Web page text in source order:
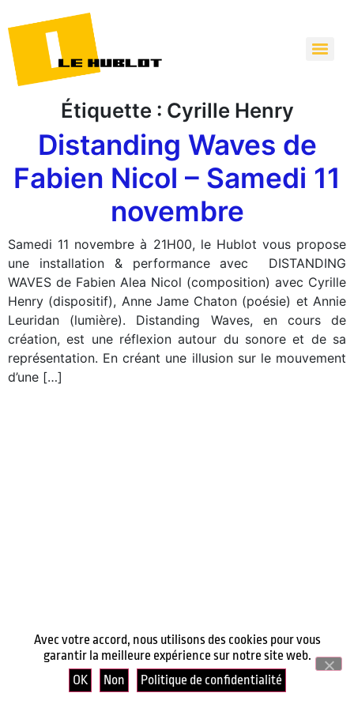
Étiquette : Cyrille Henry
Distanding Waves de
Fabien Nicol – Samedi 11
novembre
Samedi 11 novembre à 21H00, le Hublot vous propose
une installation & performance avec DISTANDING
WAVES de Fabien Alea Nicol (composition) avec Cyrille
Henry (dispositif), Anne Jame Chaton (poésie) et Annie
Leuridan (lumière). Distanding Waves, en cours de
création, est une réflexion autour du sonore et de sa
représentation. En créant une illusion sur le mouvement
d’une […]
Avec votre accord, nous utilisons des cookies pour vous
garantir la meilleure expérience sur notre site web.
OK
Non Politique de confidentialité